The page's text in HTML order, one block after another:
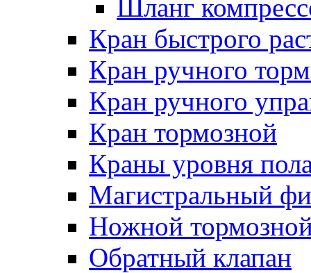
Шланг
Кран быстрого
Кран ручного
Кран ручного
Кран тормозной
Краны уровня
Магистральный
Ножной
Обратный клапан